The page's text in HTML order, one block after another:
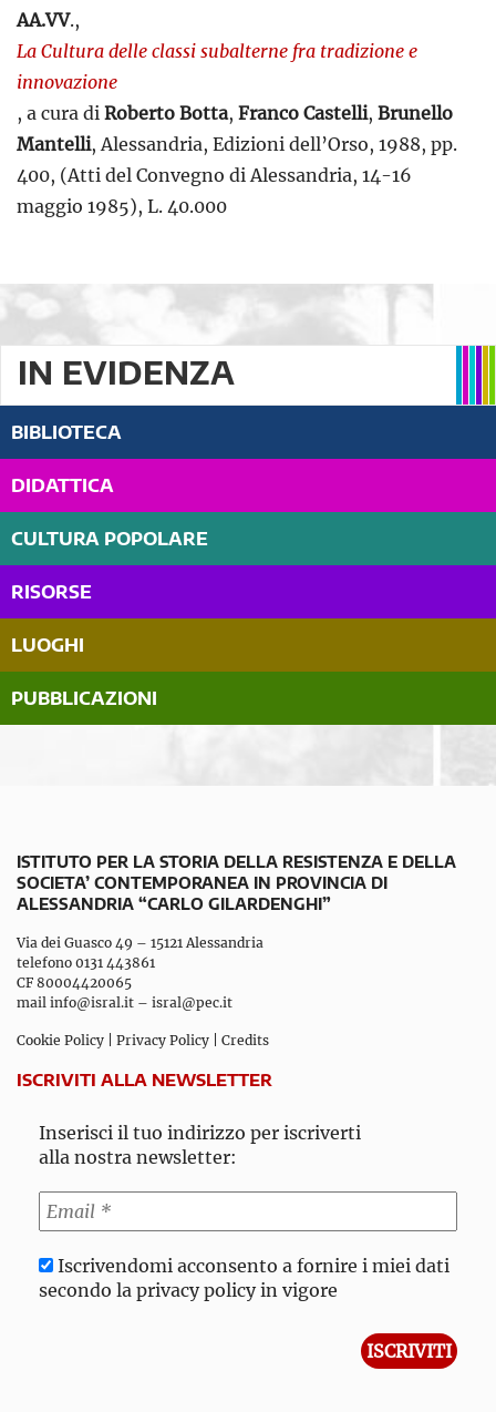
AA.VV.,
La Cultura delle classi subalterne fra tradizione e
innovazione
, a cura di Roberto Botta, Franco Castelli, Brunello
Mantelli, Alessandria, Edizioni dell’Orso, 1988, pp.
400, (Atti del Convegno di Alessandria, 14-16
maggio 1985), L. 40.000
IN EVIDENZA
BIBLIOTECA
DIDATTICA
CULTURA POPOLARE
RISORSE
LUOGHI
PUBBLICAZIONI
ISTITUTO PER LA STORIA DELLA RESISTENZA E DELLA
SOCIETA’ CONTEMPORANEA IN PROVINCIA DI
ALESSANDRIA “CARLO GILARDENGHI”
Via dei Guasco 49 – 15121 Alessandria
telefono 0131 443861
CF 80004420065
mail info@isral.it – isral@pec.it
Cookie Policy Privacy Policy Credits
ISCRIVITI ALLA NEWSLETTER
Inserisci il tuo indirizzo per iscriverti
alla nostra newsletter:
Iscrivendomi acconsento a fornire i miei dati
secondo la privacy policy in vigore